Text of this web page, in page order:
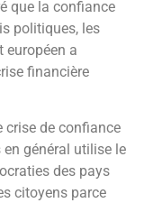
que la confiance
politiques, les
européen a
financière
crise de confiance
général utilise le
des pays
citoyens parce